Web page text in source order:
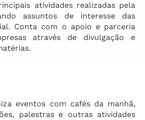
atividades realizadas pela
assuntos de interesse das
Conta com o apoio e parceria
através de divulgação e
eventos com cafés da manhã,
palestras e outras atividades